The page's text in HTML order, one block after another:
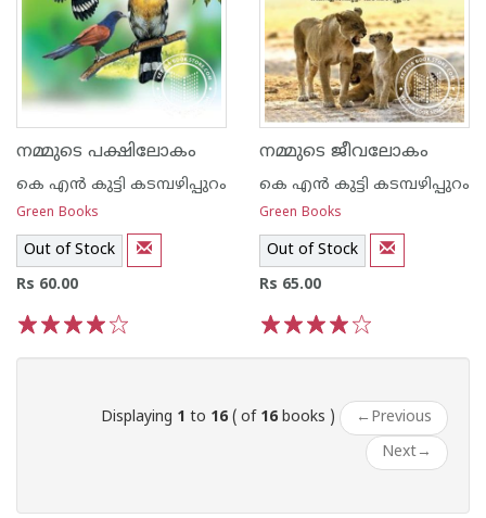
നമ്മുടെ പക്ഷിലോകം
കെ എ‌ന്‍ കുട്ടി കടമ്പഴിപ്പുറം
Green Books
Out of Stock
Rs 60.00
നമ്മുടെ ജീവലോകം
കെ എ‌ന്‍ കുട്ടി കടമ്പഴിപ്പുറം
Green Books
Out of Stock
Rs 65.00
Displaying 1 to 16 ( of 16 books ) ← Previous
Next→